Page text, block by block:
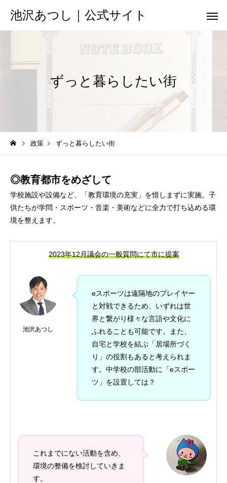
池沢あつし｜公式サイト
ずっと暮らしたい街
政策 ずっと暮らしたい街
◎教育都市をめざして
学校施設や設備など、「教育環境の充実」を惜しまずに実施。子
供たちが学問・スポーツ・音楽・美術などに全力で打ち込める環
境を整えます。
2023年12月議会の一般質問にて市に提案
池沢あつし
eスポーツは遠隔地のプレイヤー
と対戦できるため、いずれは世
界と繋がり様々な言語や文化に
ふれることも可能です。また、
自宅と学校を結ぶ「居場所づく
り」の役割もあると考えられま
す。中学校の部活動に「eスポー
ツ」を設置しては？
これまでにない活動を含め、
環境の整備を検討していきま
す。